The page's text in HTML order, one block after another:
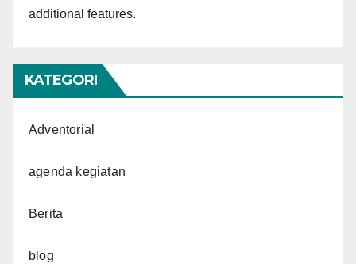
additional features.
KATEGORI
Adventorial
agenda kegiatan
Berita
blog